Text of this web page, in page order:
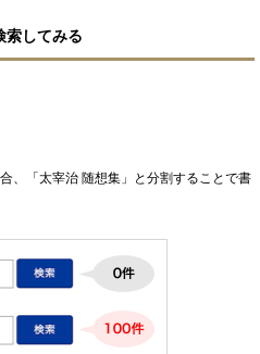
してみる
、「太宰治 随想集」と分割することで書